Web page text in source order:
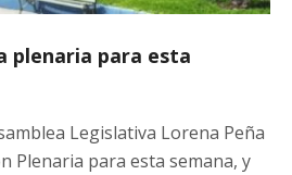
plenaria para esta
Legislativa Lorena Peña
Plenaria para esta semana, y